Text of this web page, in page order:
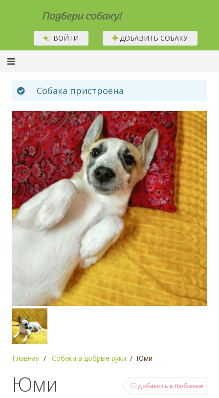
Подбери собаку!
ВОЙТИ ДОБАВИТЬ СОБАКУ
Собака пристроена
Главная Собаки в добрые руки Юми
добавить в Любимые
Юми